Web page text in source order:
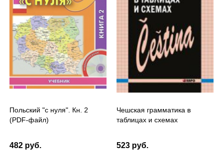
Польский "с нуля". Кн. 2
(PDF-файл)
482 руб.
Чешская грамматика в
таблицах и схемах
523 руб.